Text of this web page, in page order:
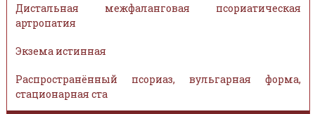
Дистальная межфаланговая псориатическая
артропатия
Экзема истинная
Распространённый псориаз, вульгарная форма,
стационарная ста